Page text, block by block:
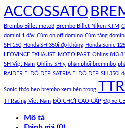
ACCOSSATO
Brembo Billet moto3 Brembo Billet Niken KTM
domini 1 dây Cùm on off domino Cùm tăng
SH 150 Honda SH 350i độ khủng Honda Sonic
LEOVINCE EXHAUST MOTO PART Ohlins 813
SH Việt Nam Ohlins SH ý phân phối bremmbo
RAIDER FI ĐỘ ĐẸP SATRIA FI ĐỘ ĐẸP SH 350i
Sonic tháo heo brembo xem bên trong
TTRacing Viet Nam ĐỒ CHƠI CAO CẤP Độ xe
Mô tả